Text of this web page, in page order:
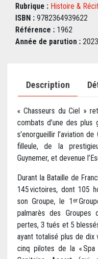
Rubrique : Histoire &
ISBN : 9782364939622
Référence : 1962
Année de parution : 2023
Description
« Chasseurs du Ciel »
combats d’une des plus
s’enorgueillir l’aviation
filleule, de la
Guynemer, et devenue
Durant la Bataille de
145 victoires, dont 105
son Groupe, le 1 er
palmarès des Groupes
pertes, 3 tués et 5
ayant totalisé plus de dix
cinq pilotes de la «